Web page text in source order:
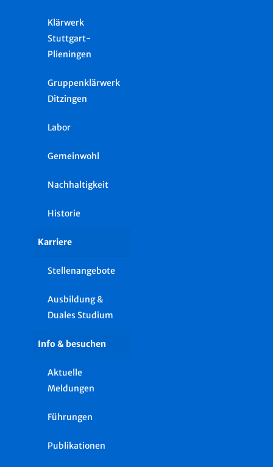
Klärwerk
Stuttgart-
Plieningen
Gruppenklärwerk
Ditzingen
Labor
Gemeinwohl
Nachhaltigkeit
Historie
Karriere
Stellenangebote
Ausbildung &
Duales Studium
Info & besuchen
Aktuelle
Meldungen
Führungen
Publikationen